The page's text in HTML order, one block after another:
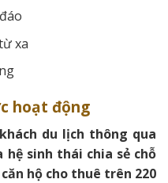
xa
hoạt động
du lịch thông qua
sinh thái chia sẻ chỗ
hộ cho thuê trên 220